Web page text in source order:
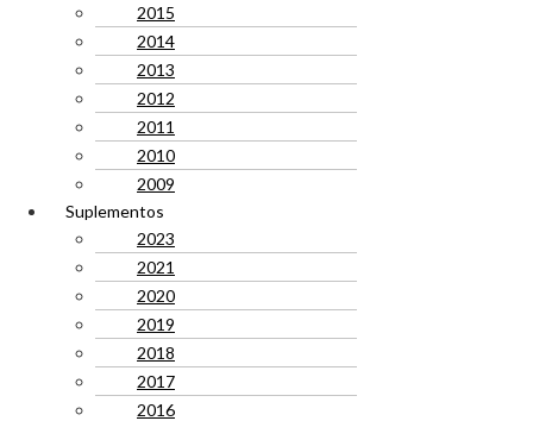
2015
2014
2013
2012
2011
2010
2009
Suplementos
2023
2021
2020
2019
2018
2017
2016